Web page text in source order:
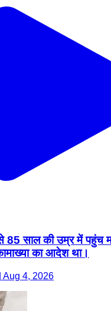
85 साल की उम्र में पहुंच
का आदेश था।
Aug 4, 2026